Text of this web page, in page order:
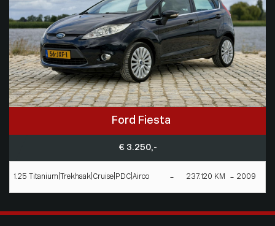
Ford Fiesta
€ 3.250,-
1.25 Titanium|Trekhaak|Cruise|PDC|Airco 237.120 KM 2009